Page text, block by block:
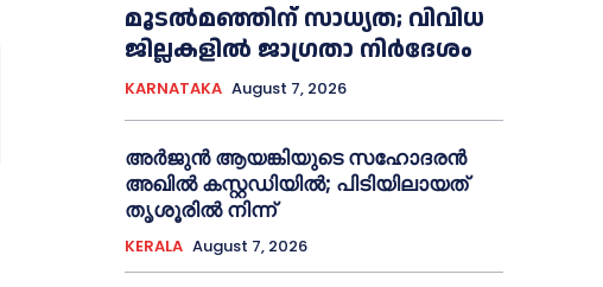
മൂടൽമഞ്ഞിന് സാധ്യത; വിവിധ
ജില്ലകളിൽ ജാഗ്രതാ നിർദേശം
KARNATAKA August 7, 2026
അര്‍ജുന്‍ ആയങ്കിയുടെ സഹോദരന്‍
അഖില്‍ കസ്റ്റഡിയില്‍; പിടിയിലായത്
തൃശൂരില്‍ നിന്ന്
KERALA August 7, 2026